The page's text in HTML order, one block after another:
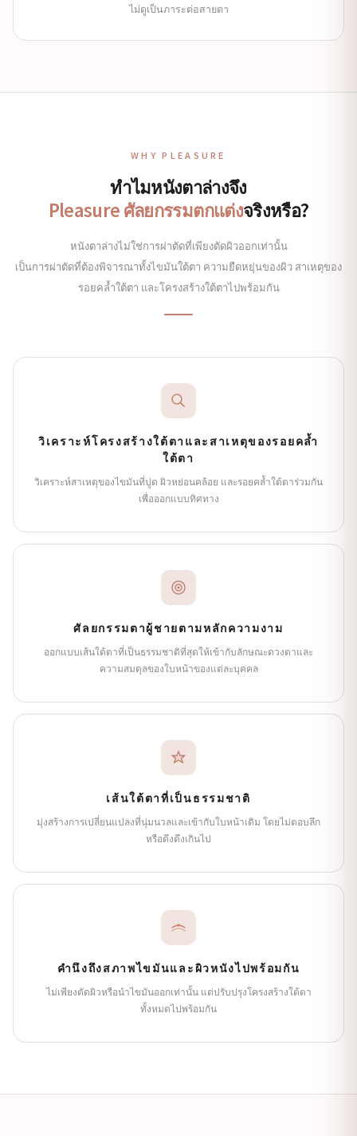
ไม่ดูเป็นภาระต่อสายตา
WHY PLEASURE
ทำไมหนังตาล่างจึง
Pleasure ศัลยกรรมตกแต่งจริงหรือ?
หนังตาล่างไม่ใช่การผ่าตัดที่เพียงตัดผิวออกเท่านั้น
เป็นการผ่าตัดที่ต้องพิจารณาทั้งไขมันใต้ตา ความยืดหยุ่นของผิว สาเหตุของ
รอยคล้ำใต้ตา และโครงสร้างใต้ตาไปพร้อมกัน
วิเคราะห์โครงสร้างใต้ตาและสาเหตุของรอยคล้ำ
ใต้ตา
วิเคราะห์สาเหตุของไขมันที่ปูด ผิวหย่อนคล้อย และรอยคล้ำใต้ตาร่วมกัน
เพื่อออกแบบทิศทาง
ศัลยกรรมตาผู้ชายตามหลักความงาม
ออกแบบเส้นใต้ตาที่เป็นธรรมชาติที่สุดให้เข้ากับลักษณะดวงตาและ
ความสมดุลของใบหน้าของแต่ละบุคคล
เส้นใต้ตาที่เป็นธรรมชาติ
มุ่งสร้างการเปลี่ยนแปลงที่นุ่มนวลและเข้ากับใบหน้าเดิม โดยไม่ตอบลึก
หรือดึงตึงเกินไป
คำนึงถึงสภาพไขมันและผิวหนังไปพร้อมกัน
ไม่เพียงตัดผิวหรือนำไขมันออกเท่านั้น แต่ปรับปรุงโครงสร้างใต้ตา
ทั้งหมดไปพร้อมกัน